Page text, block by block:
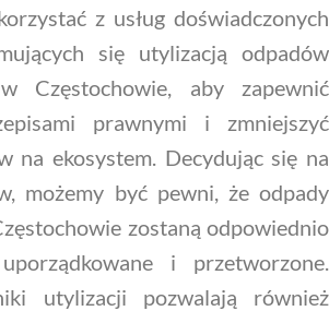
z usług doświadczonych
się utylizacją odpadów
Częstochowie, aby zapewnić
prawnymi i zmniejszyć
na ekosystem. Decydując się na
możemy być pewni, że odpady
zostaną odpowiednio
i przetworzone.
utylizacji pozwalają również